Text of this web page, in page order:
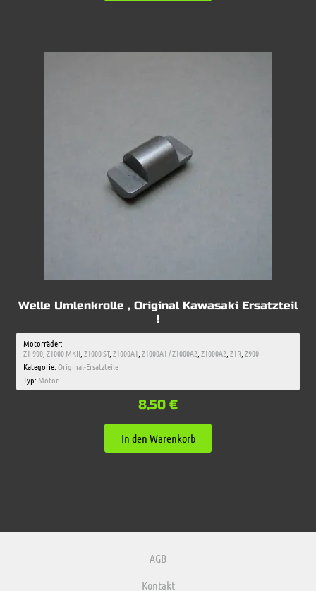
Welle Umlenkrolle , Original Kawasaki Ersatzteil
!
Motorräder:
Z1-900, Z1000 MKII Z1000 ST, Z1000A1 Z1000A1 / Z1000A2 Z1000A2 Z1R, Z900
Kategorie:Original-Ersatzteile
Typ: Motor
8,50 €
In den Warenkorb
AGB
Kontakt